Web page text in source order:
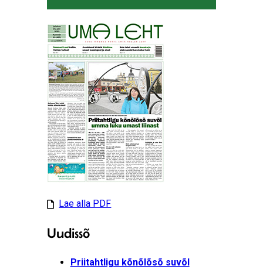
Lae alla PDF
Uudissõ
Priitahtligu kõnõlõsõ suvõl